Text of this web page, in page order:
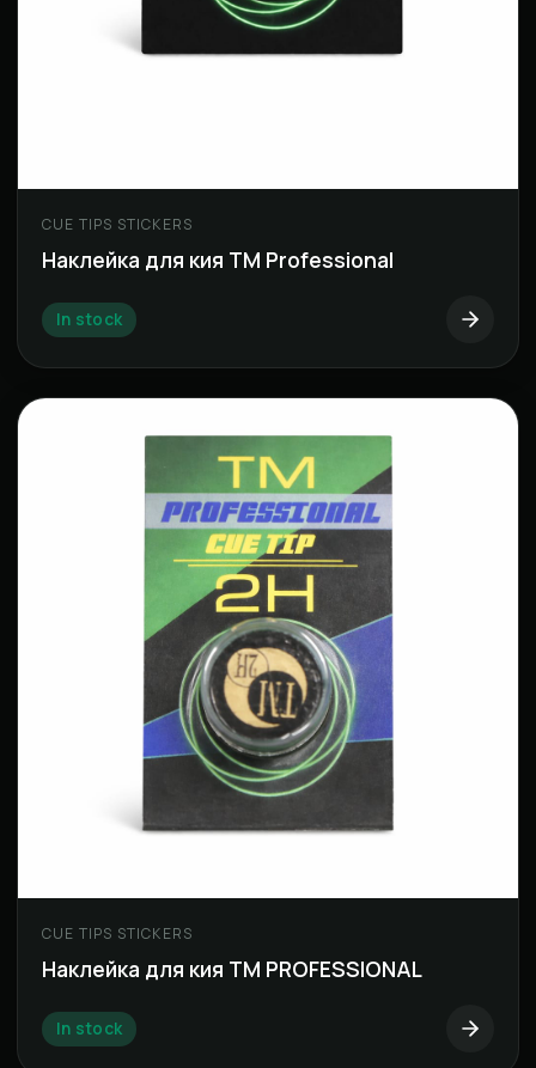
CUE TIPS STICKERS
Наклейка для кия ТМ Professional
In stock
CUE TIPS STICKERS
Наклейка для кия ТМ PROFESSIONAL
In stock